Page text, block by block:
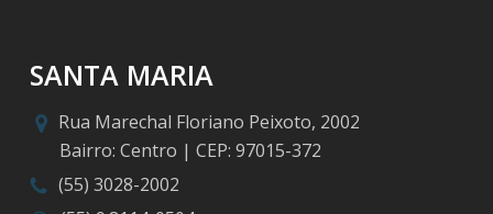
SANTA MARIA
Rua Marechal Floriano Peixoto, 2002
Bairro: Centro | CEP: 97015-372
(55) 3028-2002